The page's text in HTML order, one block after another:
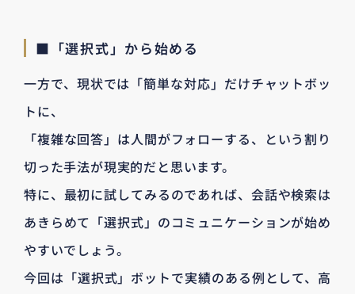
■「選択式」から始める
一方で、現状では「簡単な対応」だけチャットボッ
トに、
「複雑な回答」は人間がフォローする、という割り
切った手法が現実的だと思います。
特に、最初に試してみるのであれば、会話や検索は
あきらめて「選択式」のコミュニケーションが始め
やすいでしょう。
今回は「選択式」ボットで実績のある例として、高